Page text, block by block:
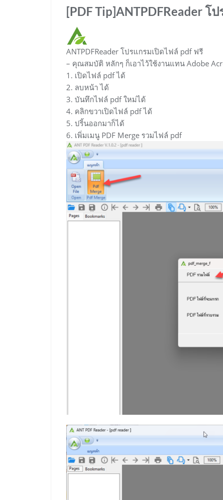
[PDF Tip]ANTPDFReader โ
ANTPDFReader โปรแกรมเปิดไฟล์ pdf ฟรี
– คุณสมบัติ หลักๆ ก็เอาไว้ใช้งานแทน Adobe
1. เปิดไฟล์ pdf ได้
2. ลบหน้า ได้
3. บันทึกไฟล์ pdf ใหม่ได้
4. คลิกขวาเปิดไฟล์ pdf ได้
5. ปริ้นออกมาก็ได้
6. เพิ่มเมนู PDF Merge รวมไฟล์ pdf